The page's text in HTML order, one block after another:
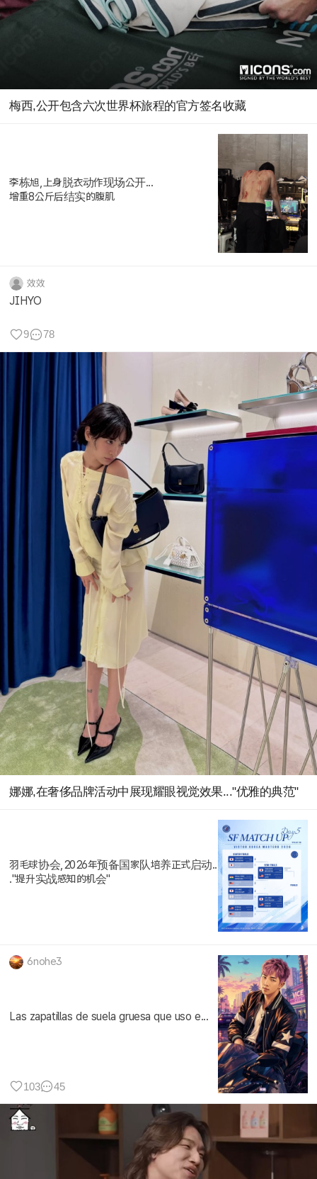
梅西,公开包含六次世界杯旅程的官方签名收藏
李栋旭,上身脱衣动作现场公开...
增重8公斤后结实的腹肌
效效
JIHYO
9 78
娜娜,在奢侈品牌活动中展现耀眼视觉效果..."优雅的典范"
羽毛球协会,2026年预备国家队培养正式启动..
."提升实战感知的机会"
6nohe3
Las zapatillas de suela gruesa que uso e...
103 45